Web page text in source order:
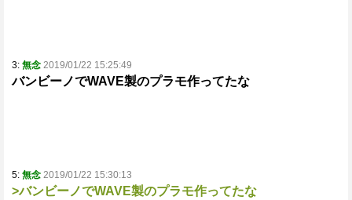
3: 無念 2019/01/22 15:25:49
バンビーノでWAVE製のプラモ作ってたな
5: 無念 2019/01/22 15:30:13
>バンビーノでWAVE製のプラモ作ってたな